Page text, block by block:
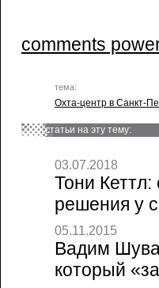
comments
тема:
Охта-центр в Санкт-
статьи на эту тему:
03.07.2018
Тони
решения у
05.11.2015
Вадим
который